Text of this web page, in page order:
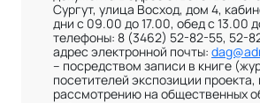
Сургут, улица Восход, дом 4,
дни с 09.00 до 17.00, обед с 13.00
телефоны: 8 (3462) 52-82-55, 52-
адрес электронной почты:
– посредством записи в книге
посетителей экспозиции
рассмотрению на общественных